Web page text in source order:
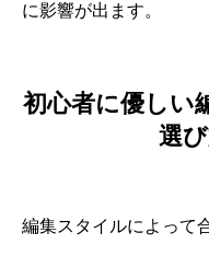
に影響が出ます。
初心者に優しい
選
編集スタイルによって